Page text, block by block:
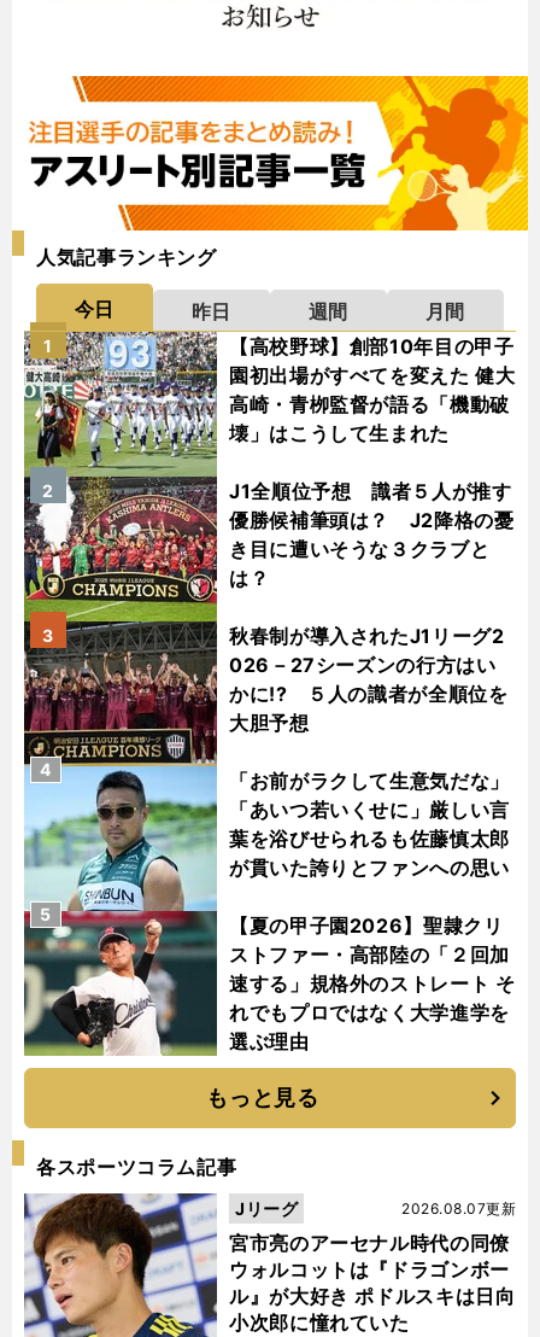
人気記事ランキング
今日 昨日 週間
月間
【高校野球】創部10年目の甲子
園初出場がすべてを変えた 健大
高崎・青栁監督が語る「機動破
壊」はこうして生まれた
1
J1全順位予想 識者５人が推す
優勝候補筆頭は？ J2降格の憂
き目に遭いそうな３クラブと
は？
2
秋春制が導入されたJ1リーグ2
026－27シーズンの行方はい
かに!? ５人の識者が全順位を
大胆予想
3
「お前がラクして生意気だな」
「あいつ若いくせに」厳しい言
葉を浴びせられるも佐藤慎太郎
が貫いた誇りとファンへの思い
4
【夏の甲子園2026】聖隷クリ
ストファー・高部陸の「２回加
速する」規格外のストレート そ
れでもプロではなく大学進学を
選ぶ理由
5
もっと見る
各スポーツコラム記事
宮市亮のアーセナル時代の同僚
ウォルコットは『ドラゴンボー
ル』が大好き ポドルスキは日向
小次郎に憧れていた
2026.08.07更新
Jリーグ